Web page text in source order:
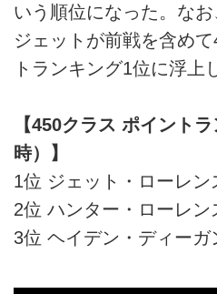
いう順位になった。なお
ジェットが前戦を含め
トランキング1位に浮上
【450クラス ポイント
時）】
1位 ジェット・ローレン
2位 ハンター・ローレン
3位 ヘイデン・ディーガ